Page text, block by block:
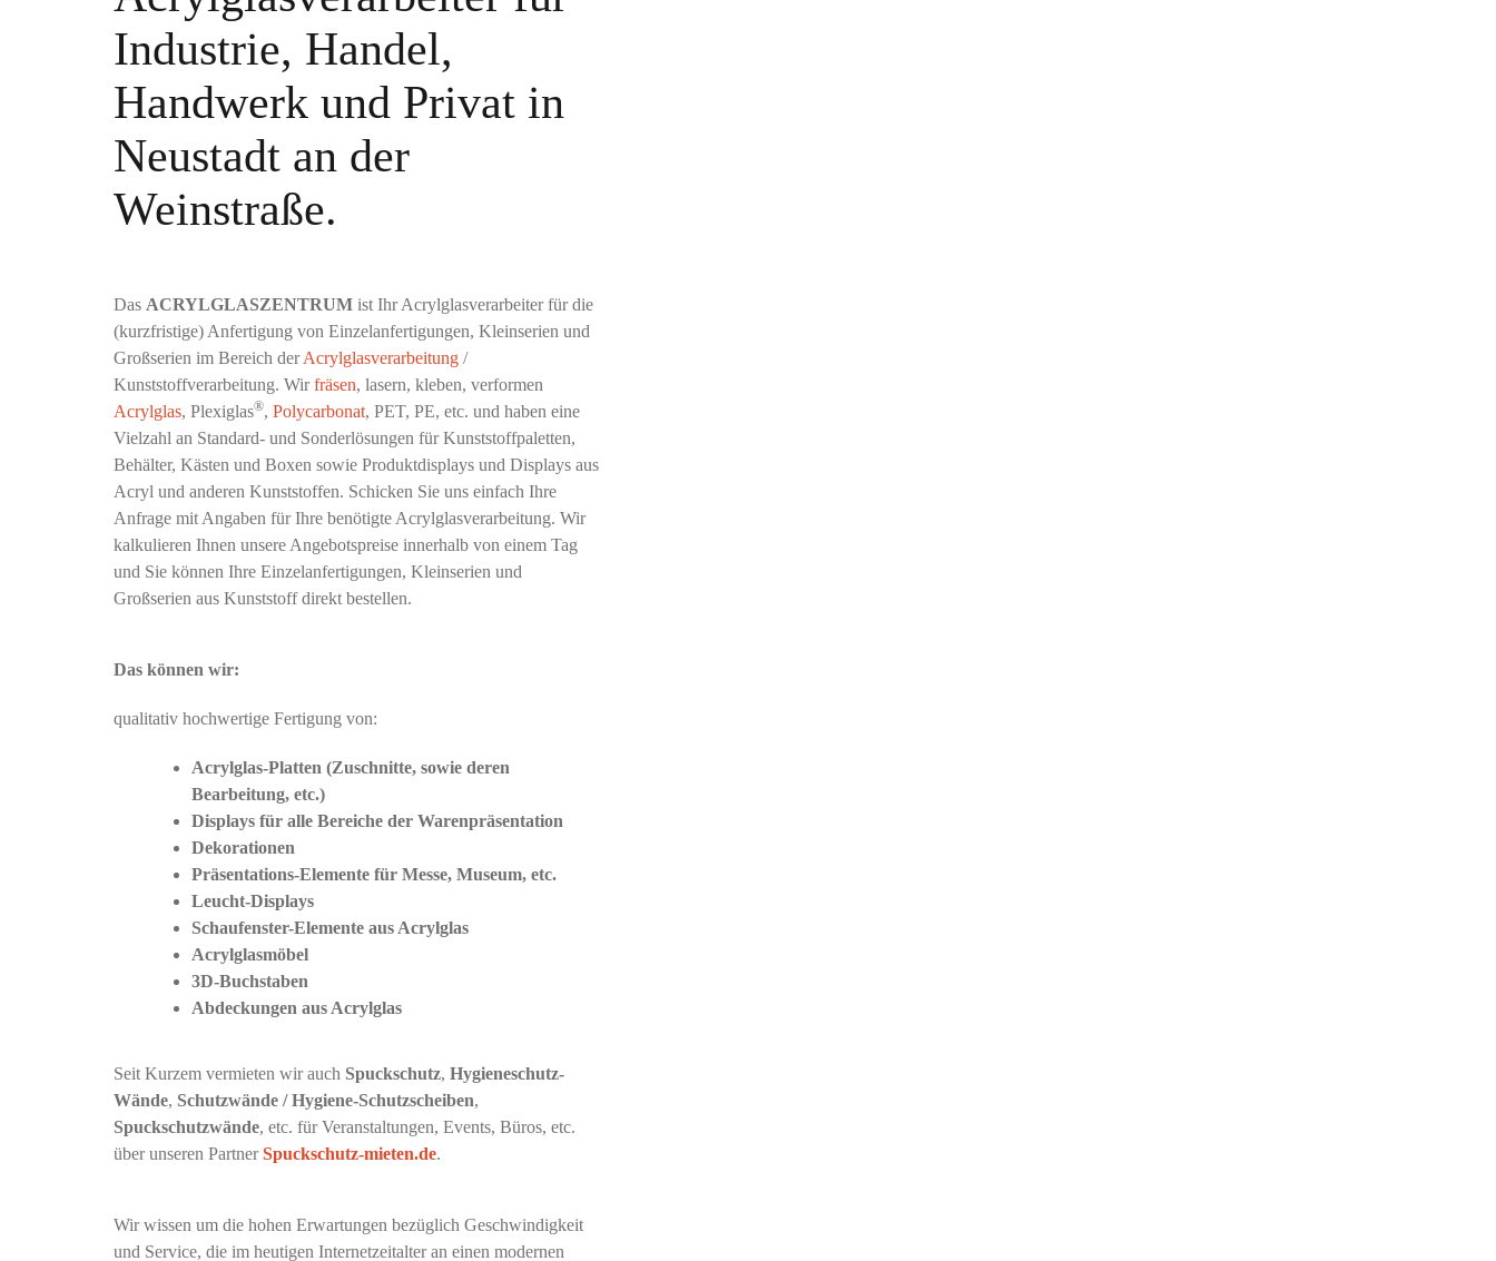
Industrie, Handel,
Handwerk und Privat in
Neustadt an der
Weinstraße.
Das ACRYLGLASZENTRUM ist Ihr Acrylglasverarbeiter für die
(kurzfristige) Anfertigung von Einzelanfertigungen, Kleinserien und
Großserien im Bereich derAcrylglasverarbeitung /
Kunststoffverarbeitung. Wirfräsen, lasern, kleben, verformen
Acrylglas, Plexiglas®, Polycarbonat, PET, PE, etc. und haben eine
Vielzahl an Standard- und Sonderlösungen für Kunststoffpaletten,
Behälter, Kästen und Boxen sowie Produktdisplays und Displays aus
Acryl und anderen Kunststoffen. Schicken Sie uns einfach Ihre
Anfrage mit Angaben für Ihre benötigte Acrylglasverarbeitung. Wir
kalkulieren Ihnen unsere Angebotspreise innerhalb von einem Tag
und Sie können Ihre Einzelanfertigungen, Kleinserien und
Großserien aus Kunststoff direkt bestellen.
Das können wir:
qualitativ hochwertige Fertigung von:
Acrylglas-Platten (Zuschnitte, sowie deren
Bearbeitung, etc.)
Displays für alle Bereiche der Warenpräsentation
Dekorationen
Präsentations-Elemente für Messe, Museum, etc.
Leucht-Displays
Schaufenster-Elemente aus Acrylglas
Acrylglasmöbel
3D-Buchstaben
Abdeckungen aus Acrylglas
Seit Kurzem vermieten wir auch Spuckschutz, Hygieneschutz-
Wände, Schutzwände / Hygiene-Schutzscheiben,
Spuckschutzwände, etc. für Veranstaltungen, Events, Büros, etc.
über unseren PartnerSpuckschutz-mieten.de.
Wir wissen um die hohen Erwartungen bezüglich Geschwindigkeit
und Service, die im heutigen Internetzeitalter an einen modernen